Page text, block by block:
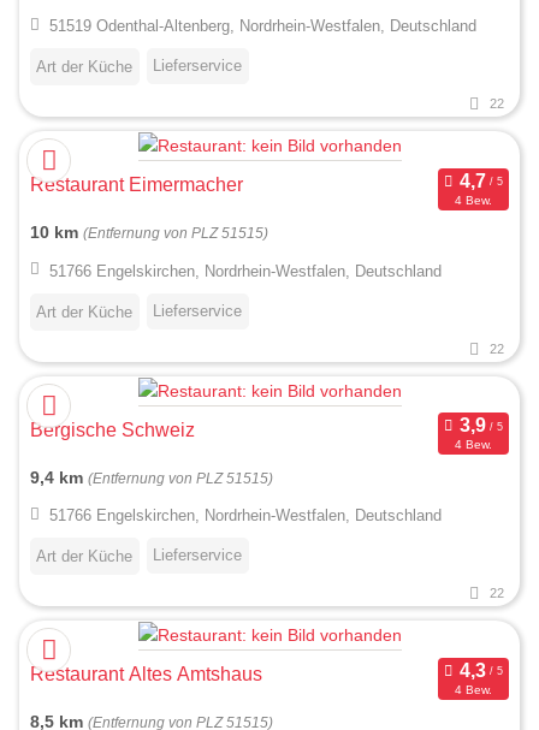
51519 Odenthal-Altenberg, Nordrhein-Westfalen, Deutschland
Art der Küche Lieferservice
22
Restaurant Eimermacher
4 Bew.
10 km (Entfernung von PLZ 51515)
51766 Engelskirchen, Nordrhein-Westfalen, Deutschland
Art der Küche Lieferservice
22
Bergische Schweiz
4 Bew.
9,4 km (Entfernung von PLZ 51515)
51766 Engelskirchen, Nordrhein-Westfalen, Deutschland
Art der Küche Lieferservice
22
Restaurant Altes Amtshaus
4 Bew.
8,5 km (Entfernung von PLZ 51515)